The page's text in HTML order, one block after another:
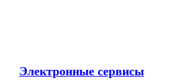
Электронные сервисы